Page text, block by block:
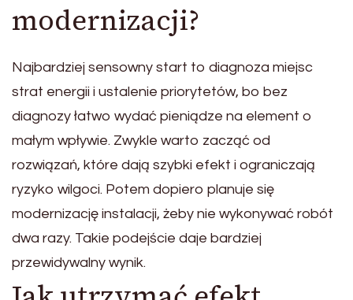
modernizacji?
Najbardziej sensowny start to diagnoza miejsc
strat energii i ustalenie priorytetów, bo bez
diagnozy łatwo wydać pieniądze na element o
małym wpływie. Zwykle warto zacząć od
rozwiązań, które dają szybki efekt i ograniczają
ryzyko wilgoci. Potem dopiero planuje się
modernizację instalacji, żeby nie wykonywać robót
dwa razy. Takie podejście daje bardziej
przewidywalny wynik.